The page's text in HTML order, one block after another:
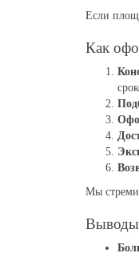
Если
Как
Мы